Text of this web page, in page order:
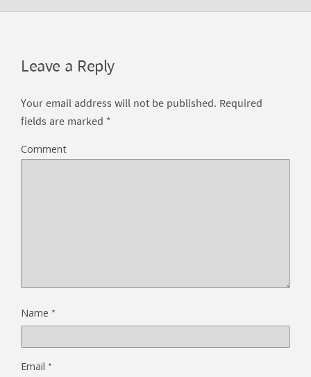
Leave a Reply
Your email address will not be published. Required
fields are marked *
Comment
Name *
Email *